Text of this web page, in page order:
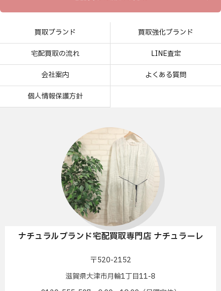
買取ブランド 買取強化ブランド
宅配買取の流れ LINE査定
会社案内 よくある質問
個人情報保護方針
ナチュラルブランド宅配買取専門店 ナチュラーレ
〒520-2152
滋賀県大津市月輪1丁目11-8